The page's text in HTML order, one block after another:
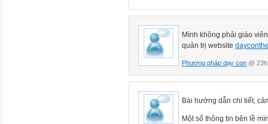
Mình không phải giáo
quản trị website
Phương pháp dạy con @
Bài hướng dẫn chi tiết,
Một số thông tin bên lề